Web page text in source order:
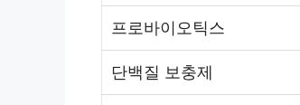
프로바이오틱스
단백질 보충제